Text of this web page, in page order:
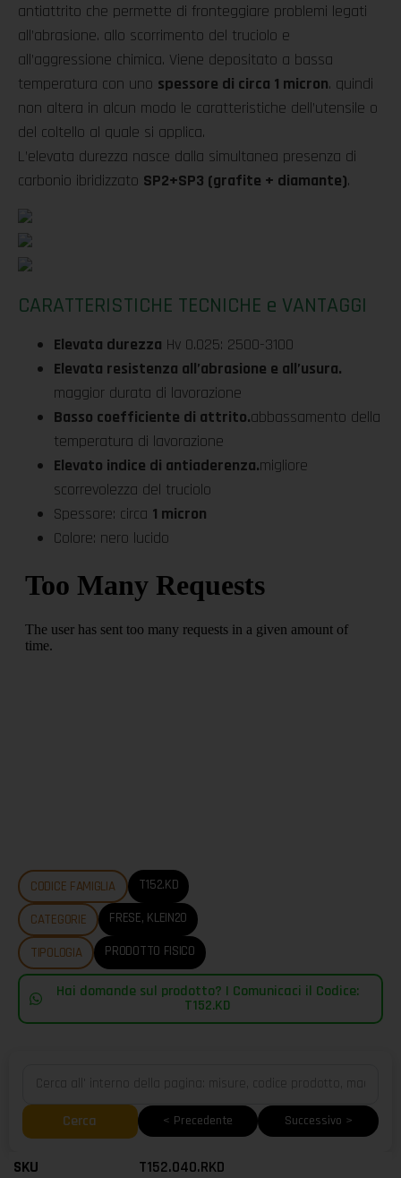
antiattrito che permette di fronteggiare problemi legati
all’abrasione. allo scorrimento del truciolo e
all’aggressione chimica. Viene depositato a bassa
temperatura con uno spessore di circa 1 micron. quindi
non altera in alcun modo le caratteristiche dell’utensile o
del coltello al quale si applica.
L’elevata durezza nasce dalla simultanea presenza di
carbonio ibridizzato SP2+SP3 (grafite + diamante).
CARATTERISTICHE TECNICHE e VANTAGGI
Elevata durezza Hv 0.025: 2500-3100
Elevata resistenza all’abrasione e all’usura.
maggior durata di lavorazione
Basso coefficiente di attrito.abbassamento della
temperatura di lavorazione
Elevato indice di antiaderenza.migliore
scorrevolezza del truciolo
Spessore: circa 1 micron
Colore: nero lucido
CODICE FAMIGLIA T152.KD
CATEGORIE FRESE, KLEIN20
TIPOLOGIA PRODOTTO FISICO
Hai domande sul prodotto? | Comunicaci il Codice:
T152.KD
Cerca < Precedente Successivo >
T152.040.RKD